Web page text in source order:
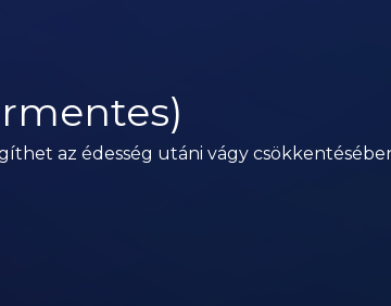
az édesség utáni vágy